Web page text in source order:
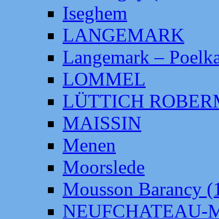
Iseghem
LANGEMARK
Langemark –
LOMMEL
LÜTTICH
MAISSIN
Menen
Moorslede
Mousson Barancy
NEUFCHATEAU-